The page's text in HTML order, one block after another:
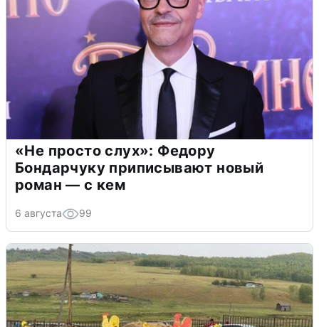
«Не просто слух»: Федору
Бондарчуку приписывают новый
роман — с кем
6 августа 99